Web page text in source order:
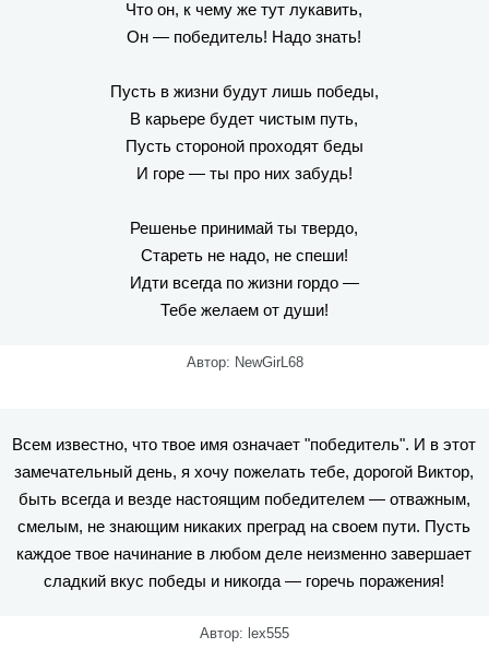
Что он, к чему же тут лукавить,
Он — победитель! Надо знать!
Пусть в жизни будут лишь победы,
В карьере будет чистым путь,
Пусть стороной проходят беды
И горе — ты про них забудь!
Решенье принимай ты твердо,
Стареть не надо, не спеши!
Идти всегда по жизни гордо —
Тебе желаем от души!
Автор: NewGirL68
Всем известно, что твое имя означает "победитель". И в этот
замечательный день, я хочу пожелать тебе, дорогой Виктор,
быть всегда и везде настоящим победителем — отважным,
смелым, не знающим никаких преград на своем пути. Пусть
каждое твое начинание в любом деле неизменно завершает
сладкий вкус победы и никогда — горечь поражения!
Автор: lex555